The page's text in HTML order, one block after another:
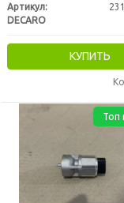
Артикул:
DECARO
КУПИТЬ
Топ